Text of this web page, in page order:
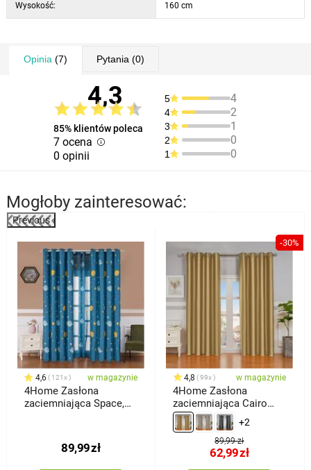
Wysokość: 160 cm
Opinia (7) Pytania (0)
4,3
85% klientów poleca
7 ocena
0 opinii
5 4
4 2
3 1
2 0
1 0
Mogłoby zainteresować:
Previous
4,6 121x w magazynie
4Home Zasłona
zaciemniająca Space,
89,99zł
-30%
4,8 99x w magazynie
4Home Zasłona
zaciemniająca Cairo
złoty, 150 x 250 cm
+2
89,99 zł
62,99zł